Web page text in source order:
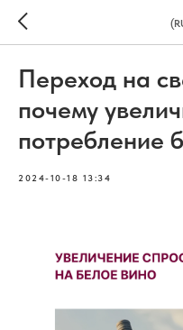
Переход на
почему
потребление
2024-10-18 13:34